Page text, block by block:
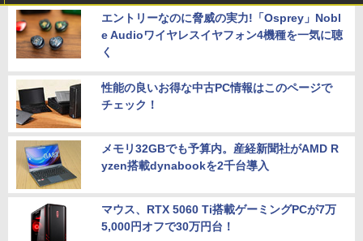
エントリーなのに脅威の実力!「Osprey」Nobl
e Audioワイヤレスイヤフォン4機種を一気に聴
く
性能の良いお得な中古PC情報はこのページで
チェック！
メモリ32GBでも予算内。産経新聞社がAMD R
yzen搭載dynabookを2千台導入
マウス、RTX 5060 Ti搭載ゲーミングPCが7万
5,000円オフで30万円台！